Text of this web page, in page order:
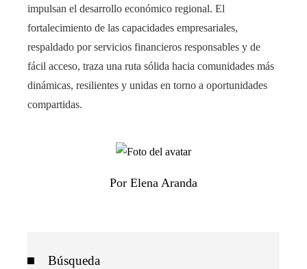
impulsan el desarrollo económico regional. El
fortalecimiento de las capacidades empresariales,
respaldado por servicios financieros responsables y de
fácil acceso, traza una ruta sólida hacia comunidades más
dinámicas, resilientes y unidas en torno a oportunidades
compartidas.
Por Elena Aranda
Búsqueda